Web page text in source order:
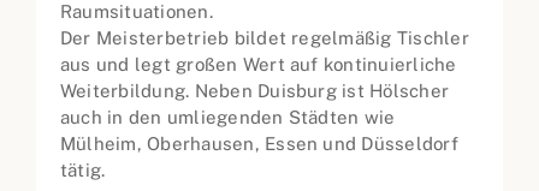
Raumsituationen.
Der Meisterbetrieb bildet regelmäßig Tischler
aus und legt großen Wert auf kontinuierliche
Weiterbildung. Neben Duisburg ist Hölscher
auch in den umliegenden Städten wie
Mülheim, Oberhausen, Essen und Düsseldorf
tätig.